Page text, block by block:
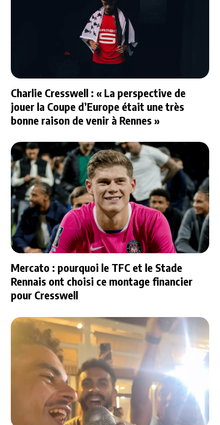
Charlie Cresswell : « La perspective de
jouer la Coupe d’Europe était une très
bonne raison de venir à Rennes »
Mercato : pourquoi le TFC et le Stade
Rennais ont choisi ce montage financier
pour Cresswell